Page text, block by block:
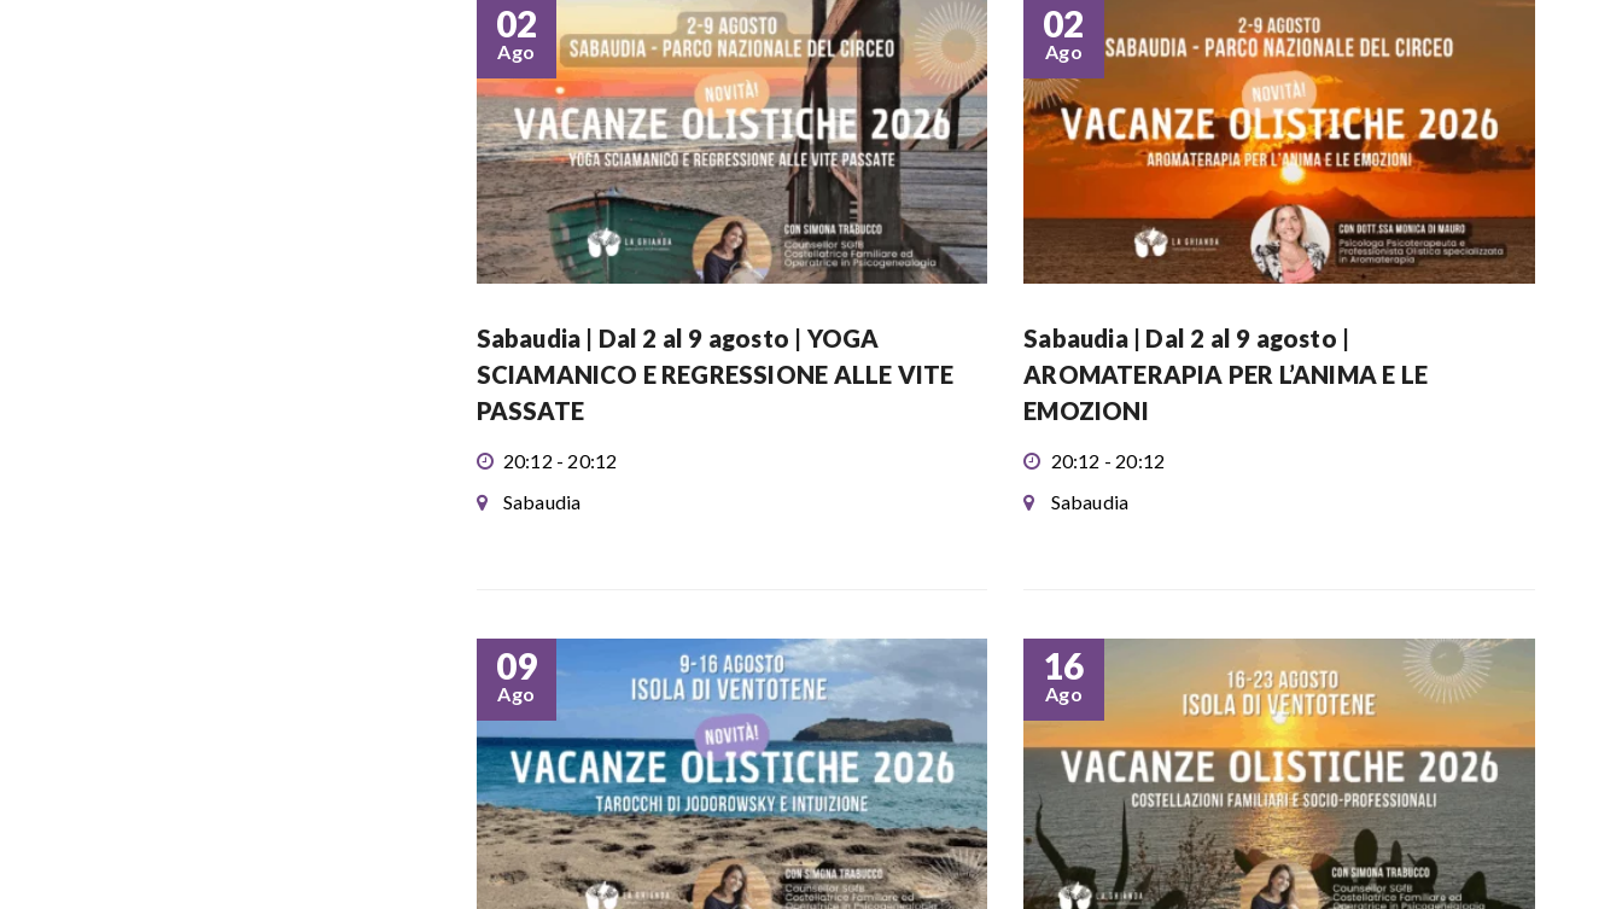
02
Ago
Sabaudia | Dal 2 al 9 agosto | YOGA
SCIAMANICO E REGRESSIONE ALLE VITE
PASSATE
20:12 - 20:12
Sabaudia
02
Ago
Sabaudia | Dal 2 al 9 agosto |
AROMATERAPIA PER L’ANIMA E LE
EMOZIONI
20:12 - 20:12
Sabaudia
09
Ago
16
Ago